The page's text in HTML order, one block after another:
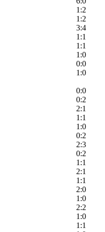
1:2
1:2
3:4
1:1
1:1
1:0
0:0
1:0
0:0
0:2
2:1
1:1
1:0
0:2
2:3
0:2
1:1
2:1
1:1
2:0
1:0
2:2
1:0
1:1